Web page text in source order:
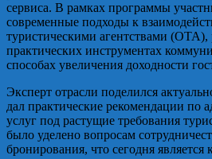
сервиса. В рамках программы
современные подходы к
туристическими агентствами (OTA),
практических инструментах
способах увеличения доходности
Эксперт отрасли поделился
дал практические рекомендации по
услуг под растущие требования
было уделено вопросам
бронирования, что сегодня